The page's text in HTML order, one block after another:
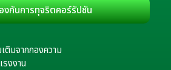
งกันการทุจริตคอร์รัปชัน
ติมจากกองความ
งงาน